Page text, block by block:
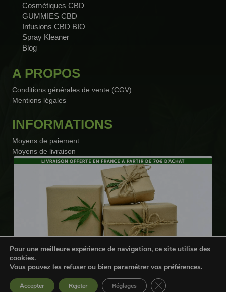
Cosmétiques CBD
GUMMIES CBD
Infusions CBD BIO
Spray Kleaner
Blog
A PROPOS
Conditions générales de vente (CGV)
Mentions légales
INFORMATIONS
Moyens de paiement
Moyens de livraison
Webdesigner freelance
Pour une meilleure expérience de navigation, ce site utilise des
cookies.
Vous pouvez les refuser ou bien paramétrer vos préférences.
Accepter Rejeter Réglages Fermer la bannière